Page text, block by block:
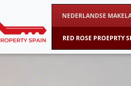
NEDERLANDSE
RED ROSE PROEPRTY